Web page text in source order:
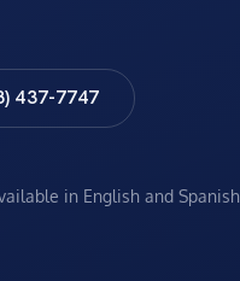
437-7747
in English and Spanish